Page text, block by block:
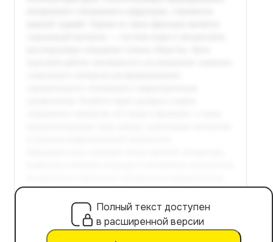
Полный текст доступен
в расширенной версии